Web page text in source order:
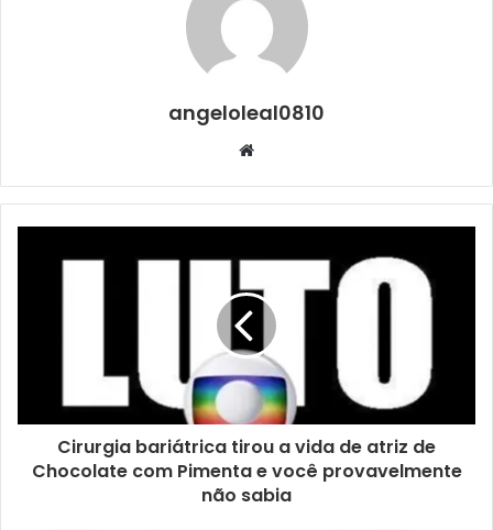
angeloleal0810
Website
Cirurgia bariátrica tirou a vida de atriz de
Chocolate com Pimenta e você provavelmente
não sabia